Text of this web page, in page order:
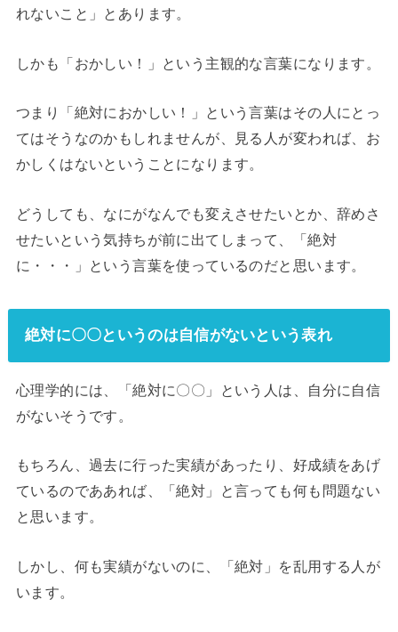
れないこと」とあります。
しかも「おかしい！」という主観的な言葉になります。
つまり「絶対におかしい！」という言葉はその人にとっ
てはそうなのかもしれませんが、見る人が変われば、お
かしくはないということになります。
どうしても、なにがなんでも変えさせたいとか、辞めさ
せたいという気持ちが前に出てしまって、「絶対
に・・・」という言葉を使っているのだと思います。
絶対に〇〇というのは自信がないという表れ
心理学的には、「絶対に〇〇」という人は、自分に自信
がないそうです。
もちろん、過去に行った実績があったり、好成績をあげ
ているのでああれば、「絶対」と言っても何も問題ない
と思います。
しかし、何も実績がないのに、「絶対」を乱用する人が
います。